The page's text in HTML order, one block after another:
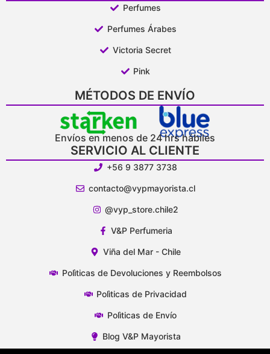
Perfumes
Perfumes Árabes
Victoria Secret
Pink
MÉTODOS DE ENVÍO
Envíos en menos de 24 hrs hábiles
SERVICIO AL CLIENTE
+56 9 3877 3738
contacto@vypmayorista.cl
@vyp_store.chile2
V&P Perfumeria
Viña del Mar - Chile
Polìticas de Devoluciones y Reembolsos
Polìticas de Privacidad
Polìticas de Envío
Blog V&P Mayorista